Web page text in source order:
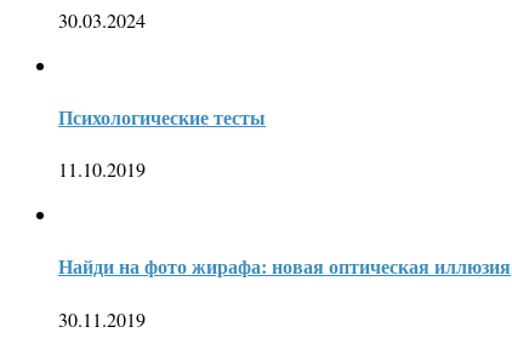
30.03.2024
Психологические тесты
11.10.2019
Найди на фото жирафа: новая оптическая иллюзия
30.11.2019